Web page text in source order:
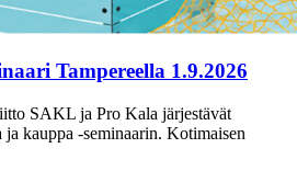
Tampereella 1.9.2026
SAKL ja Pro Kala järjestävät
kauppa -seminaarin. Kotimaisen